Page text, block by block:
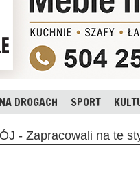
NA DROGACH SPORT
- Zapracowali na te